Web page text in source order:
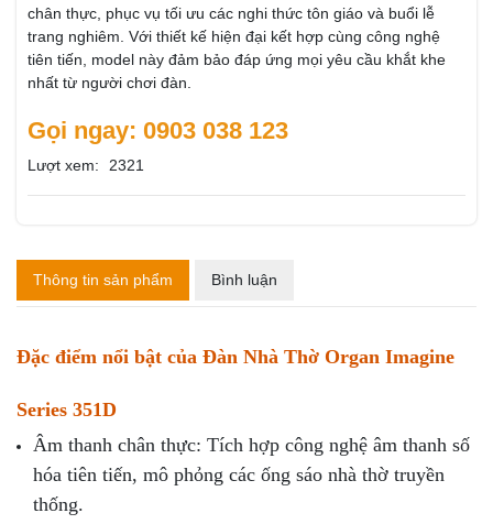
chân thực, phục vụ tối ưu các nghi thức tôn giáo và buổi lễ
trang nghiêm. Với thiết kế hiện đại kết hợp cùng công nghệ
tiên tiến, model này đảm bảo đáp ứng mọi yêu cầu khắt khe
nhất từ người chơi đàn.
Gọi ngay: 0903 038 123
Lượt xem: 2321
Thông tin sản phẩm Bình luận
Đặc điểm nổi bật của Đàn Nhà Thờ Organ Imagine
Series 351D
Âm thanh chân thực: Tích hợp công nghệ âm thanh số
hóa tiên tiến, mô phỏng các ống sáo nhà thờ truyền
thống.